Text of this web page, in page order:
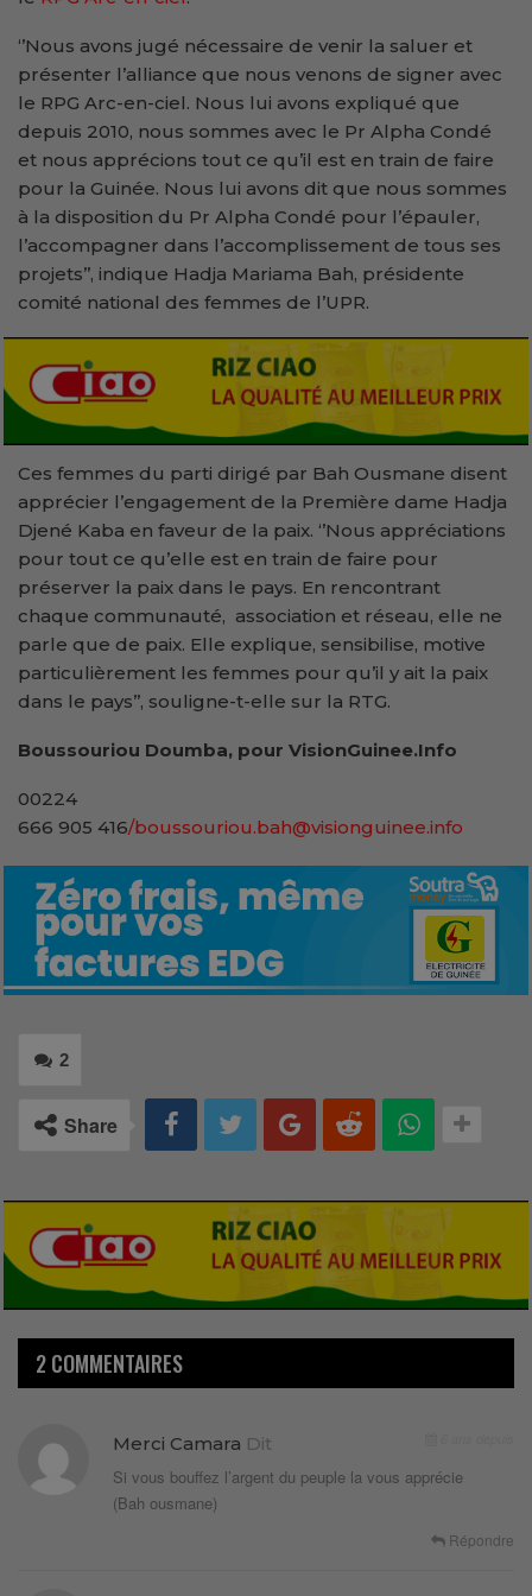
‘’Nous avons jugé nécessaire de venir la saluer et
présenter l’alliance que nous venons de signer avec
le RPG Arc-en-ciel. Nous lui avons expliqué que
depuis 2010, nous sommes avec le Pr Alpha Condé
et nous apprécions tout ce qu’il est en train de faire
pour la Guinée. Nous lui avons dit que nous sommes
à la disposition du Pr Alpha Condé pour l’épauler,
l’accompagner dans l’accomplissement de tous ses
projets’’, indique Hadja Mariama Bah, présidente
comité national des femmes de l’UPR.
Ces femmes du parti dirigé par Bah Ousmane disent
apprécier l’engagement de la Première dame Hadja
Djené Kaba en faveur de la paix. ‘’Nous appréciations
pour tout ce qu’elle est en train de faire pour
préserver la paix dans le pays. En rencontrant
chaque communauté, association et réseau, elle ne
parle que de paix. Elle explique, sensibilise, motive
particulièrement les femmes pour qu’il y ait la paix
dans le pays’’, souligne-t-elle sur la RTG.
Boussouriou Doumba, pour VisionGuinee.Info
00224
666 905 416/boussouriou.bah@visionguinee.info
2
Share
2 COMMENTAIRES
Merci Camara Dit
Si vous bouffez l’argent du peuple la vous apprécie
(Bah ousmane)
Répondre